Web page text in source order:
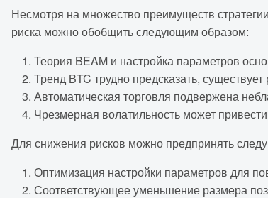
Несмотря на множество преимуществ
риска можно обобщить следующим образом:
Теория BEAM и настройка параметров
Тренд BTC трудно предсказать,
Автоматическая торговля подвержена
Чрезмерная волатильность может
Для снижения рисков можно предпринять
Оптимизация настройки параметров для
Соответствующее уменьшение размера